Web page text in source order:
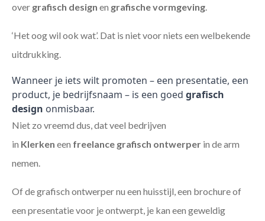
over grafisch design en grafische vormgeving
‘Het oog wil ook wat’. Dat is niet voor niets een welbekende
uitdrukking.
Wanneer je iets wilt promoten – een presentatie, een
product, je bedrijfsnaam – is een goed grafisch
design onmisbaar.
Niet zo vreemd dus, dat veel bedrijven
in Klerken een freelance grafisch ontwerper in de arm
nemen.
Of de grafisch ontwerper nu een huisstijl, een brochure of
een presentatie voor je ontwerpt, je kan een geweldig